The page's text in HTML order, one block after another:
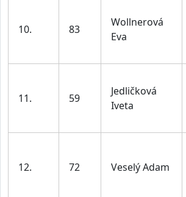
10. 83
Wollnerová
Eva
11. 59
Jedličková
Iveta
12. 72 Veselý Adam